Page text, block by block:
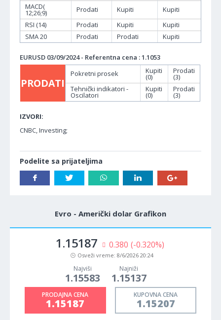
MACD(
12;26;9) Prodati Kupiti
Kupiti
RSI (14)
Prodati Kupiti
Kupiti
SMA 20
Prodati Prodati Kupiti
EURUSD 03/09/2024 - Referentna cena : 1.1053
PRODATI
Pokretni prosek Kupiti
(0)
Prodati
(3)
Tehnički indikatori -
Oscilatori
Kupiti
(0)
Prodati
(3)
IZVORI:
CNBC, Investing;
Podelite sa prijateljima
Evro - Američki dolar Grafikon
1.15187 0.380 (-0.320%)
Osveži vreme: 8/6/2026 20:24
Najviši
1.15583
Najniži
1.15137
PRODAJNA CENA
1.15187
KUPOVNA CENA
1.15207